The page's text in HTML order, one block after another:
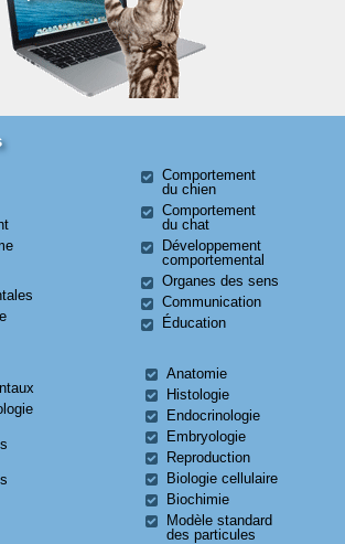
Comportement
du chien
Comportement
du chat
Développement
comportemental
Organes des sens
Communication
Éducation
Anatomie
Histologie
Endocrinologie
Embryologie
Reproduction
Biologie cellulaire
Biochimie
Modèle standard
des particules